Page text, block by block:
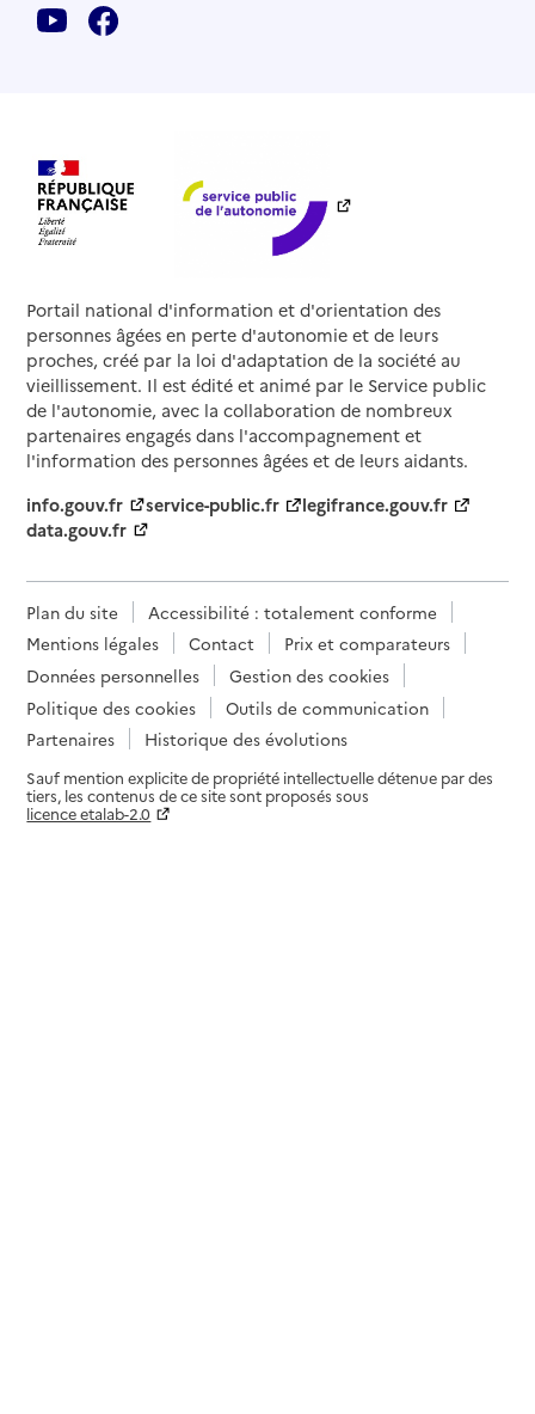
Portail national d'information et d'orientation des
personnes âgées en perte d'autonomie et de leurs
proches, créé par la loi d'adaptation de la société au
vieillissement. Il est édité et animé par le Service public
de l'autonomie, avec la collaboration de nombreux
partenaires engagés dans l'accompagnement et
l'information des personnes âgées et de leurs aidants.
info.gouv.fr
service-public.fr
legifrance.gouv.fr
data.gouv.fr
Plan du site
Accessibilité : totalement conforme
Mentions légales
Contact
Prix et comparateurs
Données personnelles
Gestion des cookies
Politique des cookies
Outils de communication
Partenaires
Historique des évolutions
Sauf mention explicite de propriété intellectuelle détenue par des
tiers, les contenus de ce site sont proposés sous
licence etalab-2.0